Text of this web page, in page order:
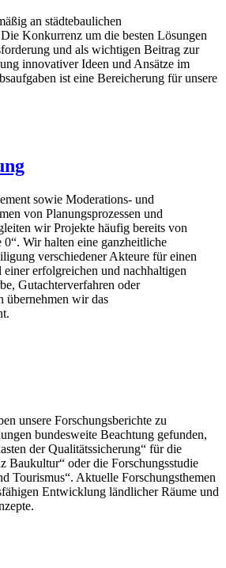
an städtebaulichen
Konkurrenz um die besten Lösungen
und als wichtigen Beitrag zur
innovativer Ideen und Ansätze im
ist eine Bereicherung für unsere
sowie Moderations- und
von Planungsprozessen und
wir Projekte häufig bereits von
0“. Wir halten eine ganzheitliche
verschiedener Akteure für einen
erfolgreichen und nachhaltigen
Gutachterverfahren oder
übernehmen wir das
unsere Forschungsberichte zu
bundesweite Beachtung gefunden,
der Qualitätssicherung“ für die
Baukultur“ oder die Forschungsstudie
Tourismus“. Aktuelle Forschungsthemen
Entwicklung ländlicher Räume und